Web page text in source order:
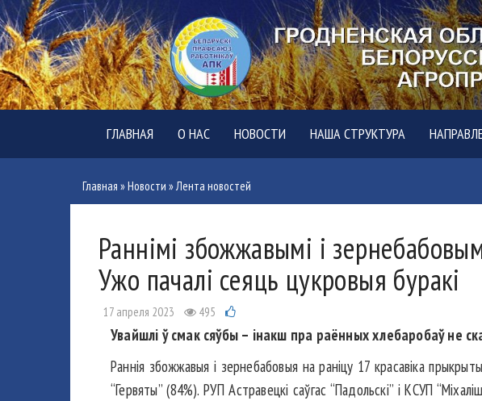
ГЛАВНАЯ О НАС НОВОСТИ НАША СТРУКТУРА
Главная »Новости »Лента новостей
Раннімі збожжавымі і
Ужо пачалі сеяць цукровыя буракі
17 апреля 2023 495
Увайшлі ў смак сяўбы – інакш пра раённых хлебаробаў не
Раннія збожжавыя і зернебабовыя на раніцу 17 красавіка
“Гервяты” (84%). РУП Астравецкі саўгас “Падольскі” і КСУП